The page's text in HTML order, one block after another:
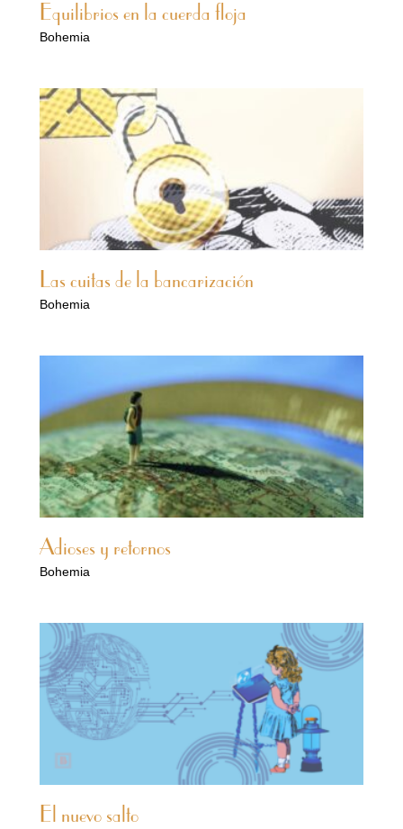
Equilibrios en la cuerda floja
Bohemia
Las cuitas de la bancarización
Bohemia
Adioses y retornos
Bohemia
El nuevo salto